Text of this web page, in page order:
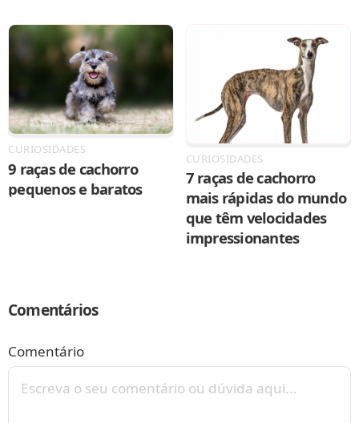
CURIOSIDADES
9 raças de cachorro
pequenos e baratos
CURIOSIDADES
7 raças de cachorro
mais rápidas do mundo
que têm velocidades
impressionantes
Comentários
Comentário